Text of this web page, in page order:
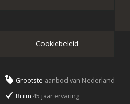
Cookiebeleid
Grootste aanbod van Nederland
Ruim 45 jaar ervaring